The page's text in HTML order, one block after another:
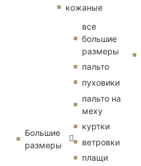
кожаные
Большие
размеры
все
большие
размеры
пальто
пуховики
пальто на
меху
куртки
ветровки
плащи